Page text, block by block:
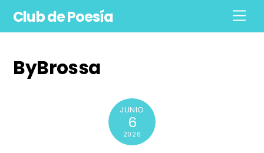
Club de Poesía
ByBrossa
JUNIO
6
2026